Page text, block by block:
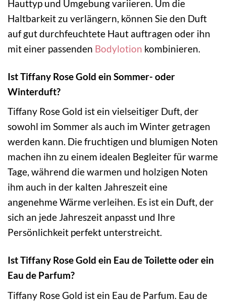
Hauttyp und Umgebung variieren. Um die
Haltbarkeit zu verlängern, können Sie den Duft
auf gut durchfeuchtete Haut auftragen oder ihn
mit einer passenden Bodylotion kombinieren.
Ist Tiffany Rose Gold ein Sommer- oder
Winterduft?
Tiffany Rose Gold ist ein vielseitiger Duft, der
sowohl im Sommer als auch im Winter getragen
werden kann. Die fruchtigen und blumigen Noten
machen ihn zu einem idealen Begleiter für warme
Tage, während die warmen und holzigen Noten
ihm auch in der kalten Jahreszeit eine
angenehme Wärme verleihen. Es ist ein Duft, der
sich an jede Jahreszeit anpasst und Ihre
Persönlichkeit perfekt unterstreicht.
Ist Tiffany Rose Gold ein Eau de Toilette oder ein
Eau de Parfum?
Tiffany Rose Gold ist ein Eau de Parfum. Eau de